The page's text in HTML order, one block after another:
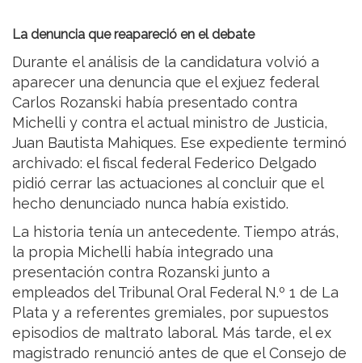
La denuncia que reapareció en el debate
Durante el análisis de la candidatura volvió a
aparecer una denuncia que el exjuez federal
Carlos Rozanski había presentado contra
Michelli y contra el actual ministro de Justicia,
Juan Bautista Mahiques. Ese expediente terminó
archivado: el fiscal federal Federico Delgado
pidió cerrar las actuaciones al concluir que el
hecho denunciado nunca había existido.
La historia tenía un antecedente. Tiempo atrás,
la propia Michelli había integrado una
presentación contra Rozanski junto a
empleados del Tribunal Oral Federal N.º 1 de La
Plata y a referentes gremiales, por supuestos
episodios de maltrato laboral. Más tarde, el ex
magistrado renunció antes de que el Consejo de